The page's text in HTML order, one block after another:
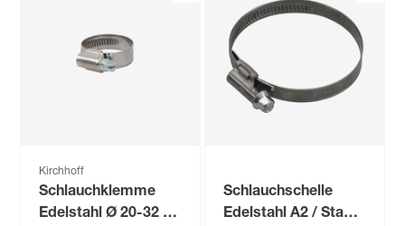
Kirchhoff
Schlauchklemme
Edelstahl Ø 20-32 x
Schlauchschelle
Edelstahl A2 / Stahl